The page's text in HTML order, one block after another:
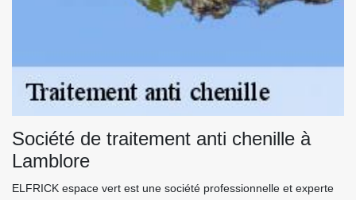
Société de traitement anti chenille à
Lamblore
ELFRICK espace vert est une société professionnelle et experte